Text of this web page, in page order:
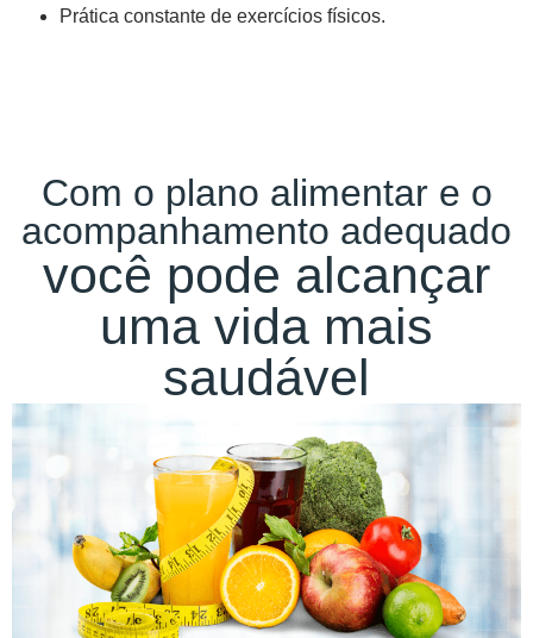
Prática constante de exercícios físicos.
Com o plano alimentar e o
acompanhamento adequado
você pode alcançar
uma vida mais
saudável